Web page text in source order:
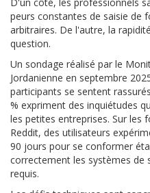
peurs constantes de saisie de
arbitraires. De l'autre, la
question.
Un sondage réalisé par le
Jordanienne en septembre
participants se sentent
% expriment des inquiétudes
les petites entreprises. Sur
Reddit, des utilisateurs
90 jours pour se conformer
correctement les systèmes de
requis.